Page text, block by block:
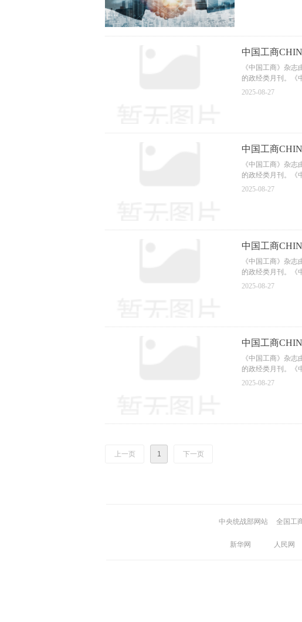
公有制经济发展及
受广大民营企业家
成为各级工商联
已成为民营企业家
中国工商
《中国工商》杂
的政经类月刊。《
民营企业家及关注
公有制经济发展及
受广大民营企业家
成为各级工商联
已成为民营企业家
2025-08-27
中国工商
《中国工商》杂
的政经类月刊。《
民营企业家及关注
公有制经济发展及
受广大民营企业家
成为各级工商联
已成为民营企业家
2025-08-27
中国工商
《中国工商》杂
的政经类月刊。《
民营企业家及关注
公有制经济发展及
受广大民营企业家
成为各级工商联
已成为民营企业家
2025-08-27
中国工商
《中国工商》杂
的政经类月刊。《
民营企业家及关注
公有制经济发展及
2025-08-27
上一页 1 下一页
中央统战部网站 全国工
新华网 人民网